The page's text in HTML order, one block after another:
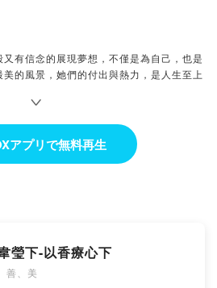
有信念的展現夢想，不僅是為自己，也是
的風景，她們的付出與熱力，是人生至上
アプリで無料再生
瑩下-以香療心下
善、美